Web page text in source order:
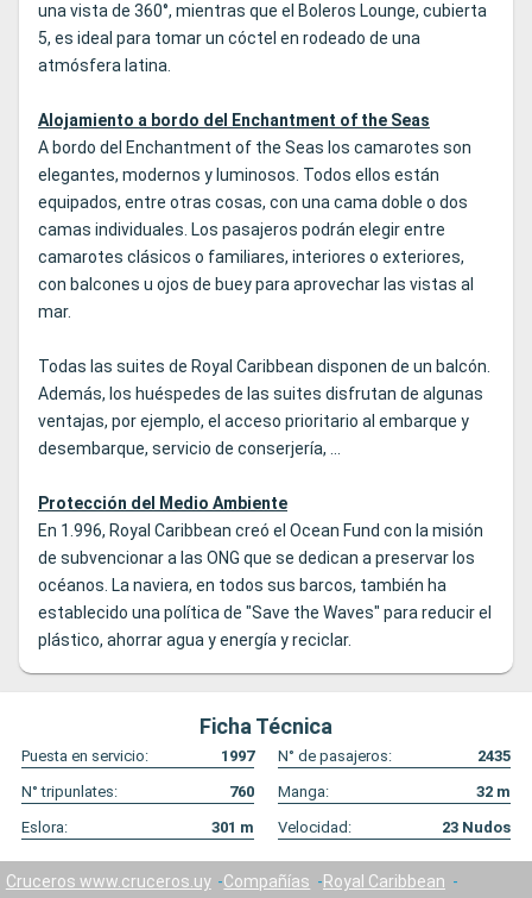
una vista de 360°, mientras que el Boleros Lounge, cubierta
5, es ideal para tomar un cóctel en rodeado de una
atmósfera latina.
Alojamiento a bordo del Enchantment of the Seas
A bordo del Enchantment of the Seas los camarotes son
elegantes, modernos y luminosos. Todos ellos están
equipados, entre otras cosas, con una cama doble o dos
camas individuales. Los pasajeros podrán elegir entre
camarotes clásicos o familiares, interiores o exteriores,
con balcones u ojos de buey para aprovechar las vistas al
mar.
Todas las suites de Royal Caribbean disponen de un balcón.
Además, los huéspedes de las suites disfrutan de algunas
ventajas, por ejemplo, el acceso prioritario al embarque y
desembarque, servicio de conserjería, ...
Protección del Medio Ambiente
En 1.996, Royal Caribbean creó el Ocean Fund con la misión
de subvencionar a las ONG que se dedican a preservar los
océanos. La naviera, en todos sus barcos, también ha
establecido una política de "Save the Waves" para reducir el
plástico, ahorrar agua y energía y reciclar.
Ficha Técnica
Puesta en servicio: 1997 N° de pasajeros:
2435
N° tripunlates:
760 Manga: 32 m
Eslora:
301 m Velocidad: 23 Nudos
Cruceros www.cruceros.uy Compañías
Royal Caribbean